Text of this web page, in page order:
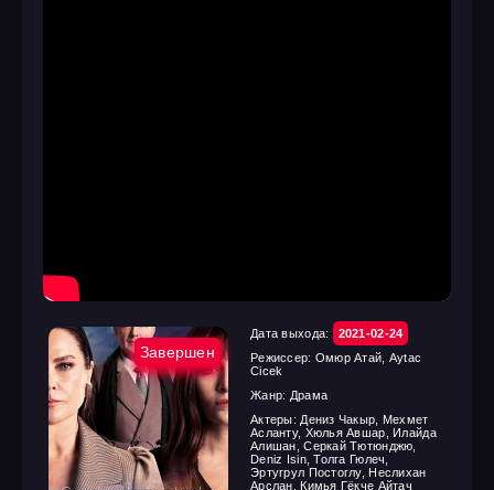
Завершен
Дата выхода:
2021-02-24
Режиссер: Омюр Атай, Aytac
Cicek
Жанр: Драма
Актеры: Дениз Чакыр, Мехмет
Асланту, Хюлья Авшар, Илайда
Алишан, Серкай Тютюнджю,
Deniz Isin, Толга Гюлеч,
Эртугрул Постоглу, Неслихан
Арслан, Кимья Гёкче Айтач